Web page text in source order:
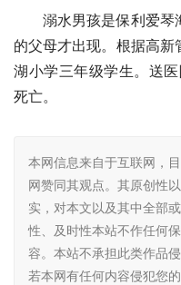
溺水男孩是保利爱琴
的父母才出现。根据高
湖小学三年级学生。送
死亡。
本网信息来自于互联网，
网赞同其观点。其原创性
实，对本文以及其中全部
性、及时性本站不作任何
容。本站不承担此类作品
若本网有任何内容侵犯您